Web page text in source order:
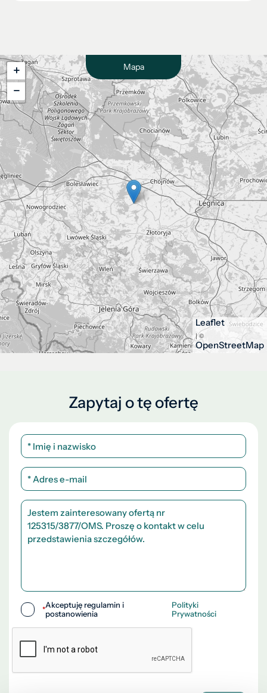
Mapa
+
−
Leaflet
| ©
OpenStreetMap
Zapytaj o tę ofertę
*Akceptuję regulamin i
postanowienia
Polityki
Prywatności